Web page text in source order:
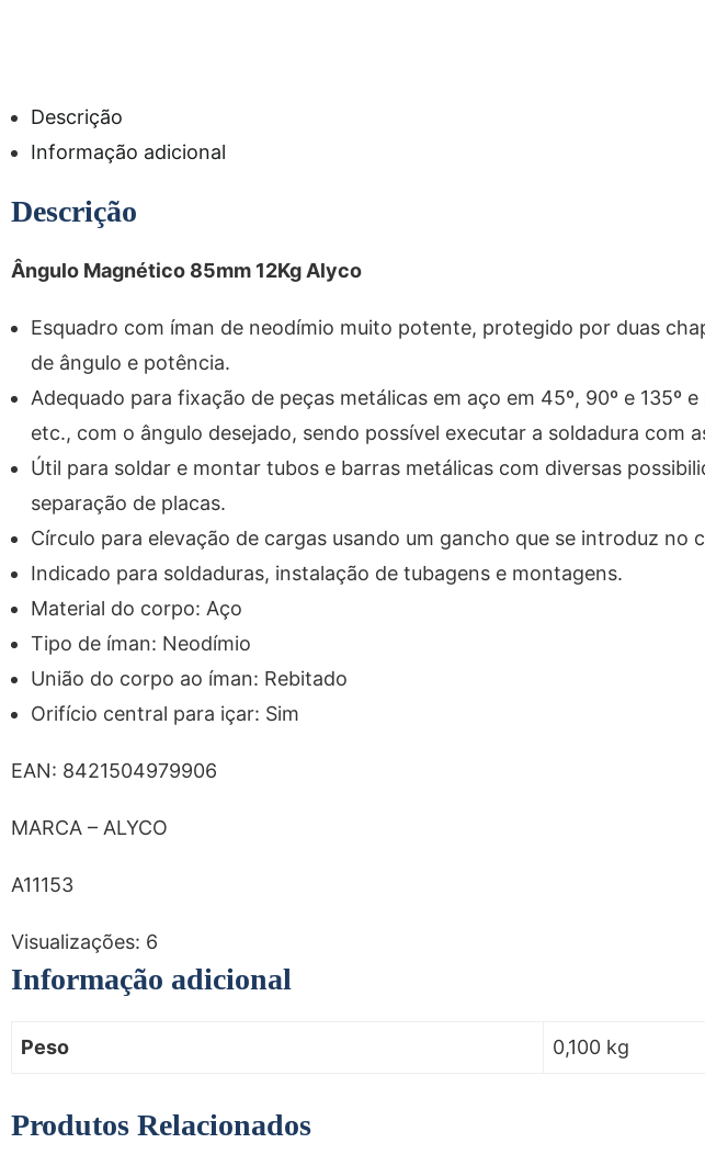
Descrição
Informação adicional
Descrição
Ângulo Magnético 85mm 12Kg Alyco
Esquadro com íman de neodímio muito potente, protegido por duas
de ângulo e potência.
Adequado para fixação de peças metálicas em aço em 45º, 90º e
etc., com o ângulo desejado, sendo possível executar a soldadura com
Útil para soldar e montar tubos e barras metálicas com diversas
separação de placas.
Círculo para elevação de cargas usando um gancho que se introduz no
Indicado para soldaduras, instalação de tubagens e montagens.
Material do corpo: Aço
Tipo de íman: Neodímio
União do corpo ao íman: Rebitado
Orifício central para içar: Sim
EAN: 8421504979906
MARCA – ALYCO
A11153
Visualizações: 6
Informação adicional
Peso 0,100 kg
Produtos Relacionados